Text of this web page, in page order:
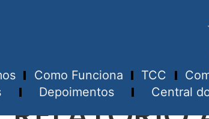
Como Funciona TCC
Depoimentos Central